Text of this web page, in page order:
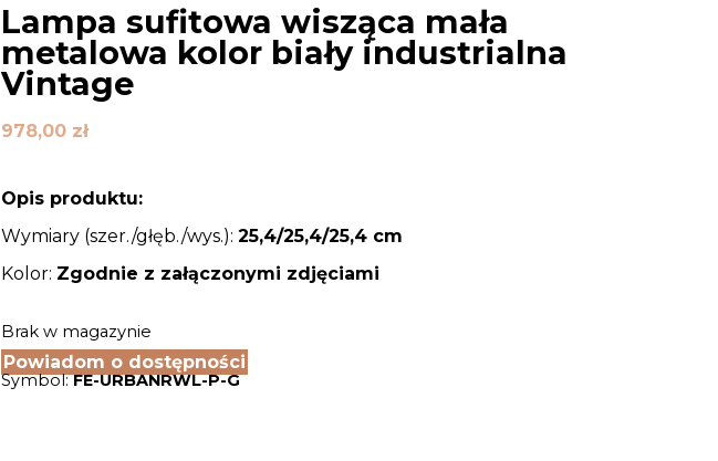
Lampa sufitowa wisząca mała
metalowa kolor biały industrialna
Vintage
978,00 zł
Opis produktu:
Wymiary (szer./głęb./wys.): 25,4/25,4/25,4 cm
Kolor: Zgodnie z załączonymi zdjęciami
Brak w magazynie
Powiadom o dostępności
Symbol:FE-URBANRWL-P-G